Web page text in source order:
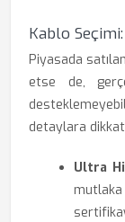
Kablo
Piyasada
etse de,
detaylara
Ultra
mutlaka